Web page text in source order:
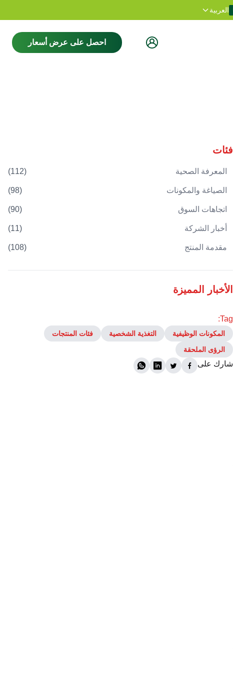
نشكرك على زيارة موقعنا. العربية
احصل على عرض أسعار
فئات
المعرفة الصحية (
112
)
الصياغة والمكونات (
98
)
اتجاهات السوق (
90
)
أخبار الشركة (
11
)
مقدمة المنتج (
108
)
الأخبار المميزة
Tag:
المكونات الوظيفية التغذية الشخصية
فئات المنتجات
الرؤى الملحقة
شارك على